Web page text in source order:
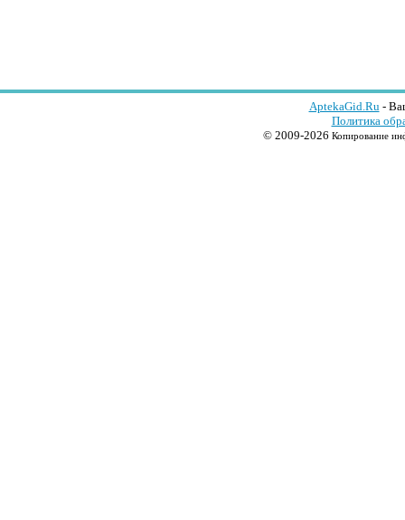
AptekaGid.Ru-
Политика
© 2009-2026 Копирование